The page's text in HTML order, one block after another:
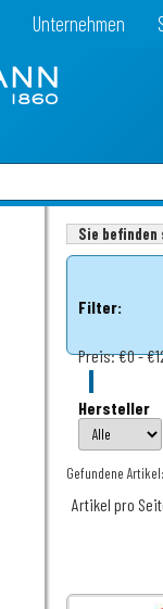
Unternehmen
Sie
Filter:
Preis:€0 -
Hersteller
Gefundene
Artikel pro